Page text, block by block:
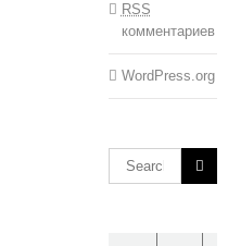
RSS
комментариев
WordPress.org
Search
for: